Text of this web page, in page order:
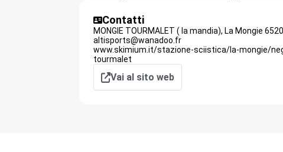
Contatti
MONGIE TOURMALET ( la mandia), La Mongie
altisports@wanadoo.fr
www.skimium.it/stazione-sciistica/la-mongie/
tourmalet
Vai al sito web